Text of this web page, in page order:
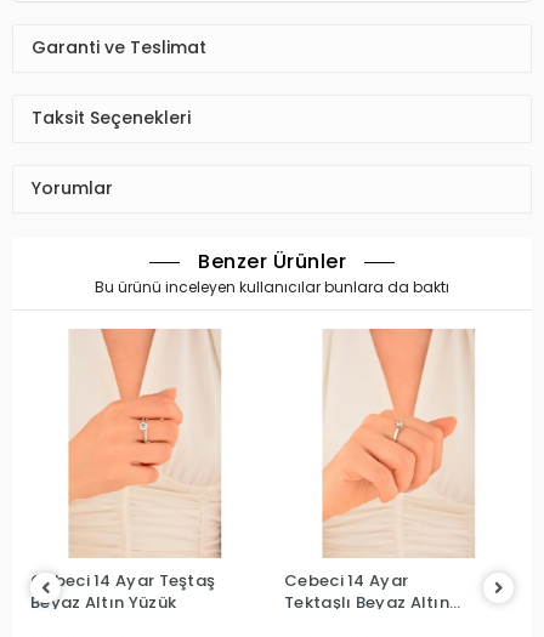
Garanti ve Teslimat
Taksit Seçenekleri
Yorumlar
Benzer Ürünler
Bu ürünü inceleyen kullanıcılar bunlara da baktı
Cebeci 14 Ayar Teştaş
Beyaz Altın Yüzük
Cebeci 14 Ayar
Tektaşlı Beyaz Altın